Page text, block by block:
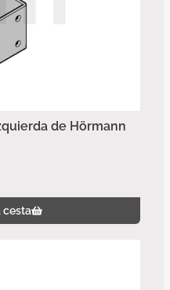
de Hörmann
cesta